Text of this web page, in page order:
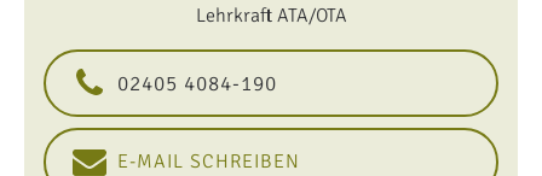
Lehrkraft ATA/OTA
02405 4084-190
E-MAIL SCHREIBEN